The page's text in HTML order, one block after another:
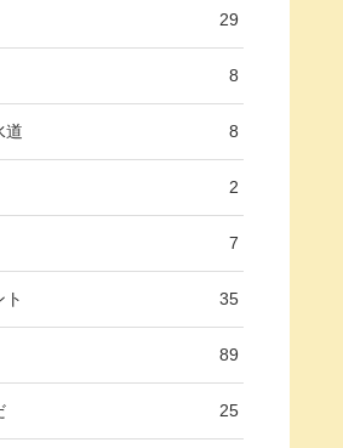
29
8
道 8
2
7
35
89
25